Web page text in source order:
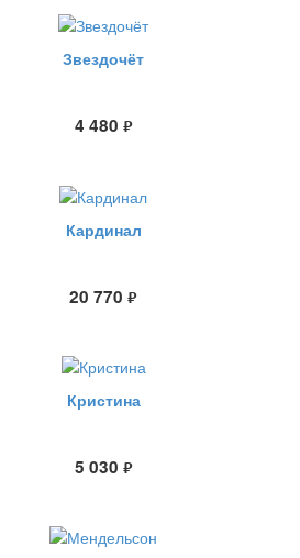
Звездочёт
4 480 руб.
Кардинал
20 770 руб.
Кристина
5 030 руб.